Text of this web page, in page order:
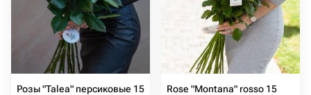
Розы "Talea" персиковые 15
Rose "Montana" rosso 15